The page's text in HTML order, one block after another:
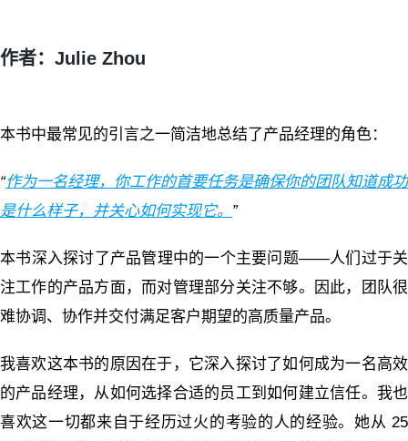
作者：Julie Zhou
本书中最常见的引言之一简洁地总结了产品经理的角色：
“作为一名经理，你工作的首要任务是确保你的团队知道成功
是什么样子，并关心如何实现它。 ”
本书深入探讨了产品管理中的一个主要问题——人们过于关
注工作的产品方面，而对管理部分关注不够。因此，团队很
难协调、协作并交付满足客户期望的高质量产品。
我喜欢这本书的原因在于，它深入探讨了如何成为一名高效
的产品经理，从如何选择合适的员工到如何建立信任。我也
喜欢这一切都来自于经历过火的考验的人的经验。她从 25